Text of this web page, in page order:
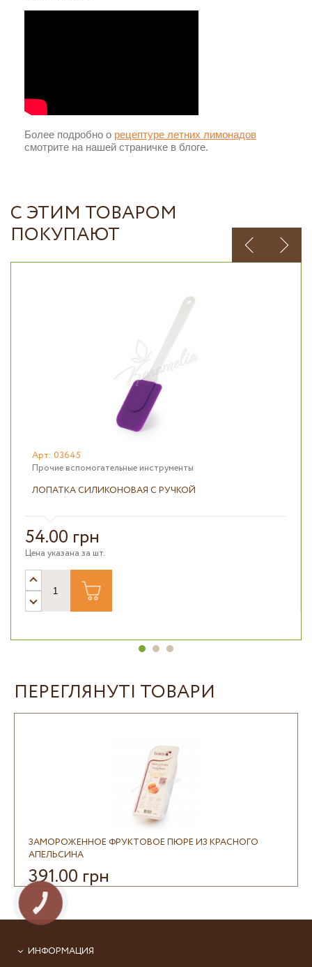
Более подробно о рецептуре летних лимонадов
смотрите на нашей страничке в блоге.
С ЭТИМ ТОВАРОМ
ПОКУПАЮТ
Арт: 03645
Прочие вспомогательные инструменты
ЛОПАТКА СИЛИКОНОВАЯ С РУЧКОЙ
54.00 грн
Цена указана за шт.
ПЕРЕГЛЯНУТІ ТОВАРИ
ЗАМОРОЖЕННОЕ ФРУКТОВОЕ ПЮРЕ ИЗ КРАСНОГО
АПЕЛЬСИНА
391.00 грн
ИНФОРМАЦИЯ
КНОПКА
СВЯЗИ